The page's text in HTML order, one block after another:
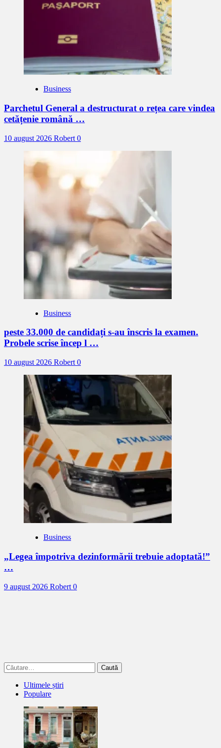
Business
Parchetul General a destructurat o rețea care vindea
cetățenie română …
10 august 2026 Robert 0
Business
peste 33.000 de candidați s-au înscris la examen.
Probele scrise încep l …
10 august 2026 Robert 0
Business
„Legea împotriva dezinformării trebuie adoptată!”
…
9 august 2026 Robert 0
Caută
după:
Ultimele știri
Populare